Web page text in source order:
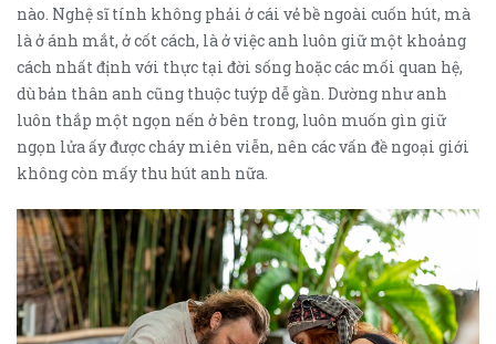
nào. Nghệ sĩ tính không phải ở cái vẻ bề ngoài cuốn hút, mà
là ở ánh mắt, ở cốt cách, là ở việc anh luôn giữ một khoảng
cách nhất định với thực tại đời sống hoặc các mối quan hệ,
dù bản thân anh cũng thuộc tuýp dễ gần. Dường như anh
luôn thắp một ngọn nến ở bên trong, luôn muốn gìn giữ
ngọn lửa ấy được cháy miên viễn, nên các vấn đề ngoại giới
không còn mấy thu hút anh nữa.